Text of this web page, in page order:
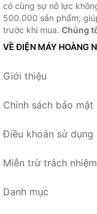
có cùng sự nỗ lực
500.000 sản phẩm,
trước khi mua. Chúng
VỀ ĐIỆN MÁY HOÀNG
Giới thiệu
Chính sách bảo mật
Điều khoản sử dụng
Miễn trừ trách nhiệm
Danh mục